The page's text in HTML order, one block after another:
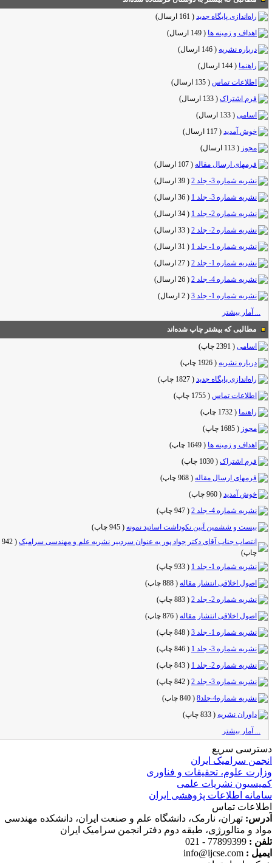
راه‌اندازی پایگاه جدید(161 ارسال
)
اهداف و زمینه ها (149 ارسال
)
درباره نشریه (146 ارسال
)
راهنما(144 ارسال
)
اطلاعات تماس( 135 ارسال
)
فرم اشتراک(133 ارسال
)
اسامی( 133 ارسال
)
خوش آمدید(117 ارسال
)
مجوز(
)
فرمهای ارسال مقاله(107 ارسال
)
نشریه شماره 3- جلد 2
(39 ارسال
)
نشریه شماره 3- جلد 1
(36 ارسال
)
نشریه شماره 2- جلد 1
(34 ارسال
)
نشریه شماره 2- جلد 2
(33 ارسال
)
نشریه شماره 1- جلد 1
(31 ارسال
)
نشریه شماره 1- جلد 2
(27 ارسال
)
نشریه شماره 4- جلد 2
(26 ارسال
)
نشریه شماره 1- جلد 3
(2 ارسال
)
... آمار بیشتر
مطالبی که بیشتر چاپ شده‌اند
اسامی( 2391 چاپ
)
درباره نشریه (1926 چاپ
)
راه‌اندازی پایگاه جدید(1827 چاپ
)
اطلاعات تماس( 1755 چاپ
)
راهنما(1732 چاپ
)
مجوز(
)
اهداف و زمینه ها (1649 چاپ
)
فرم اشتراک(1030 چاپ
)
فرمهای ارسال مقاله(968 چاپ
)
خوش آمدید(960 چاپ
)
نشریه شماره 4- جلد 2
(947 چاپ
)
بیست و ششمین آیین نکوداشت اساتید نمونه(945 چاپ
)
انتصاب جناب آقای دکتر جواد پور به عنوان سردبیر نشریه علم و مهندسی سرامیک(
942
چاپ)
نشریه شماره 1- جلد 1
(933 چاپ
)
اصول اخلاقی انتشار مقاله(888 چاپ
)
نشریه شماره 2- جلد 2
(883 چاپ
)
اصول اخلاقی انتشار مقاله(876 چاپ
)
نشریه شماره 1- جلد 3
(848 چاپ
)
نشریه شماره 3- جلد 1
(846 چاپ
)
نشریه شماره 2- جلد 1
(843 چاپ
)
نشریه شماره 3- جلد 2
(842 چاپ
)
نشریه شماره4-جلد8
(840 چاپ
)
داوران نشریه (833 چاپ
)
... آمار بیشتر
سریع
سرامیک ایران
علوم، تحقیقات و فناوری
نشریات علمی
اطلاعات پژوهشی ایران
تماس
تهران، نارمک، دانشگاه علم و صنعت ایران، دانشکده مهندسی
و متالورژی، طبقه دوم دفتر انجمن سرامیک ایران
:
77899399 - 021
:
info@ijcse.com